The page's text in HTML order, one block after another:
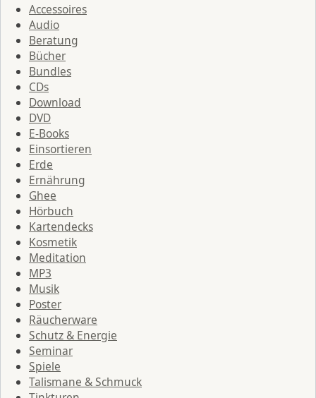
Accessoires
Audio
Beratung
Bücher
Bundles
CDs
Download
DVD
E-Books
Einsortieren
Erde
Ernährung
Ghee
Hörbuch
Kartendecks
Kosmetik
Meditation
MP3
Musik
Poster
Räucherware
Schutz & Energie
Seminar
Spiele
Talismane & Schmuck